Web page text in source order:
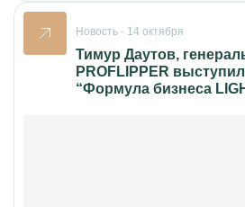
Новость · 14 октября
Тимур Даутов,
PROFLIPPER
“Формула бизнеса